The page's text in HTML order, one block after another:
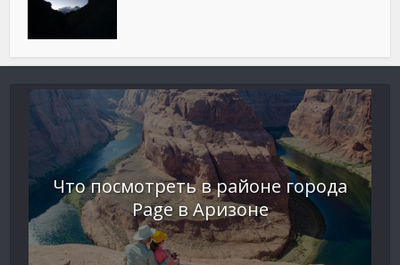
Что посмотреть в районе города
Page в Аризоне